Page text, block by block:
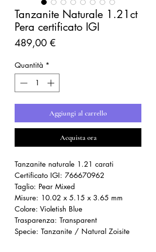
Tanzanite Naturale 1.21ct
Pera certificato IGI
489,00 €Prezzo
Quantità *
Aggiungi al carrello
Acquista ora
Tanzanite naturale 1.21 carati
Certificato IGI: 766670962
Taglio: Pear Mixed
Misure: 10.02 x 5.15 x 3.65 mm
Colore: Violetish Blue
Trasparenza: Transparent
Specie: Tanzanite / Natural Zoisite